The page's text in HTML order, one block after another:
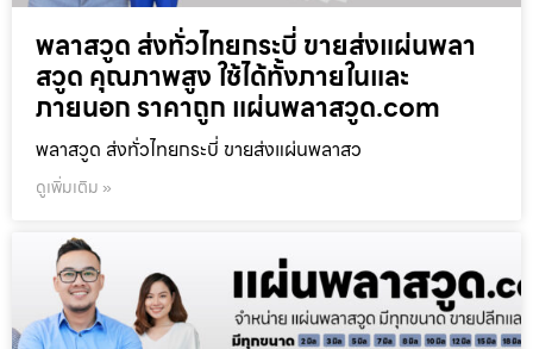
พลาสวูด ส่งทั่วไทยกระบี่ ขายส่งแผ่นพลา
สวูด คุณภาพสูง ใช้ได้ทั้งภายในและ
ภายนอก ราคาถูก แผ่นพลาสวูด.com
พลาสวูด ส่งทั่วไทยกระบี่ ขายส่งแผ่นพลาสว
ดูเพิ่มเติม »